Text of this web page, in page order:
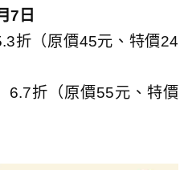
7日
折（原價45元、特價24
6.7折（原價55元、特價